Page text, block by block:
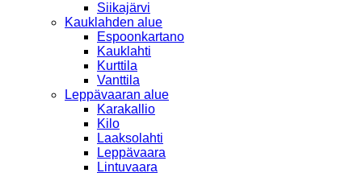
Siikajärvi
Kauklahden alue
Espoonkartano
Kauklahti
Kurttila
Vanttila
Leppävaaran alue
Karakallio
Kilo
Laaksolahti
Leppävaara
Lintuvaara